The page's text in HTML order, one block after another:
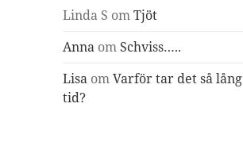
Linda S omTjöt
Anna om Schviss…..
Lisa omVarför tar det så lång
tid?